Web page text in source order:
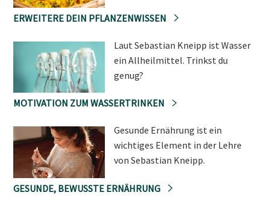
ERWEITERE DEIN PFLANZENWISSEN
Laut Sebastian Kneipp ist Wasser
ein Allheilmittel. Trinkst du
genug?
MOTIVATION ZUM WASSERTRINKEN
Gesunde Ernährung ist ein
wichtiges Element in der Lehre
von Sebastian Kneipp.
GESUNDE, BEWUSSTE ERNÄHRUNG